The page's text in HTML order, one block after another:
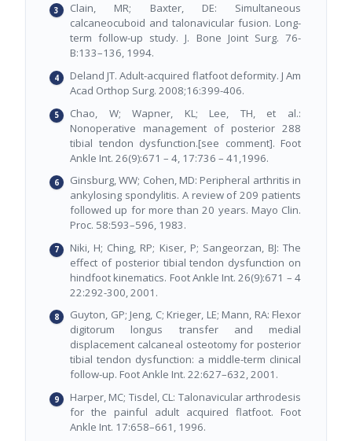
Clain, MR; Baxter, DE: Simultaneous
calcaneocuboid and talonavicular fusion. Long-
term follow-up study. J. Bone Joint Surg. 76-
B:133–136, 1994.
Deland JT. Adult-acquired flatfoot deformity. J Am
Acad Orthop Surg. 2008;16:399-406.
Chao, W; Wapner, KL; Lee, TH, et al.:
Nonoperative management of posterior 288
tibial tendon dysfunction.[see comment]. Foot
Ankle Int. 26(9):671 – 4, 17:736 – 41,1996.
Ginsburg, WW; Cohen, MD: Peripheral arthritis in
ankylosing spondylitis. A review of 209 patients
followed up for more than 20 years. Mayo Clin.
Proc. 58:593–596, 1983.
Niki, H; Ching, RP; Kiser, P; Sangeorzan, BJ: The
effect of posterior tibial tendon dysfunction on
hindfoot kinematics. Foot Ankle Int. 26(9):671 – 4
22:292-300, 2001.
Guyton, GP; Jeng, C; Krieger, LE; Mann, RA: Flexor
digitorum longus transfer and medial
displacement calcaneal osteotomy for posterior
tibial tendon dysfunction: a middle-term clinical
follow-up. Foot Ankle Int. 22:627–632, 2001.
Harper, MC; Tisdel, CL: Talonavicular arthrodesis
for the painful adult acquired flatfoot. Foot
Ankle Int. 17:658–661, 1996.